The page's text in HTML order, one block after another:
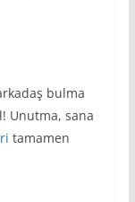
bulma
Unutma, sana
tamamen